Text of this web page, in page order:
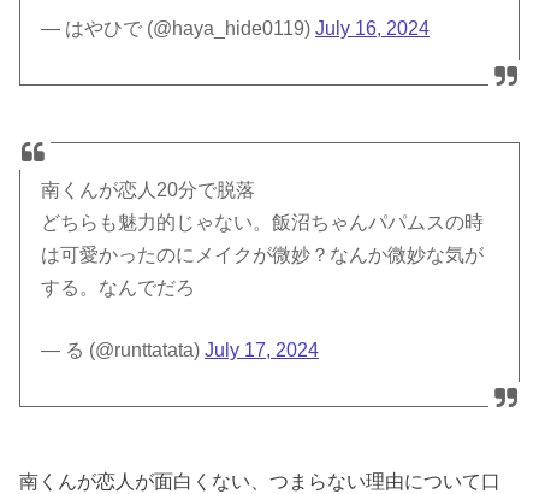
— はやひで (@haya_hide0119)July 16, 2024
南くんが恋人20分で脱落
どちらも魅力的じゃない。飯沼ちゃんパパムスの時
は可愛かったのにメイクが微妙？なんか微妙な気が
する。なんでだろ
— る (@runttatata)July 17, 2024
南くんが恋人が面白くない、つまらない理由について口